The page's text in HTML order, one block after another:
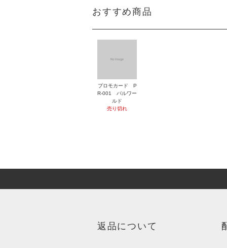
おすすめ商品
プロモカード P
R-001 パルワー
ルド
売り切れ
返品について